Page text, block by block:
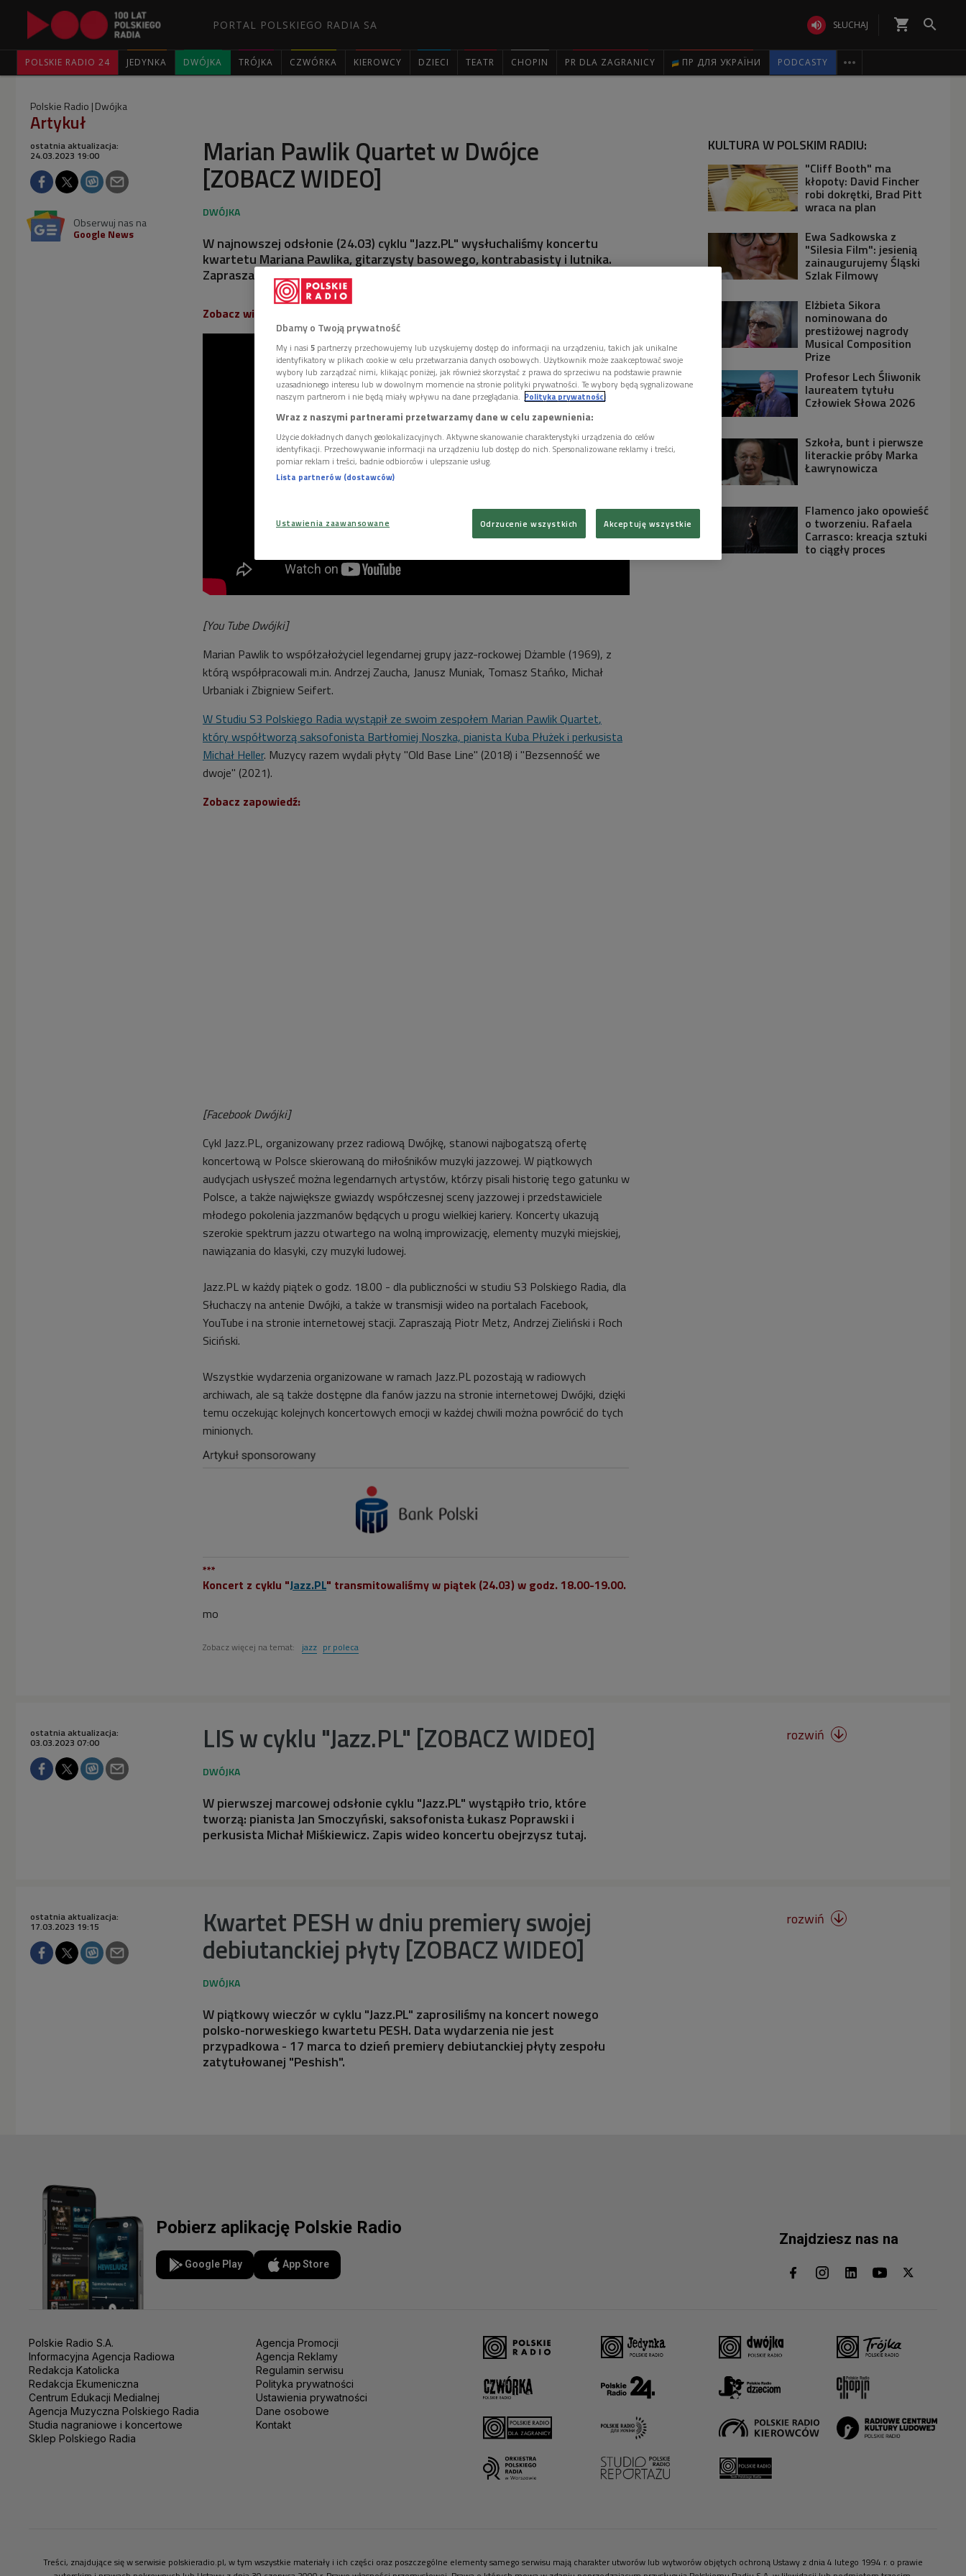
PORTAL POLSKIEGO RADIA SA  SŁUCHAJ shopping_cart 
POLSKIE RADIO 24 JEDYNKA DWÓJKA TRÓJKA CZWÓRKA KIEROWCY DZIECI TEATR CHOPIN PR DLA ZAGRANICY ПР ДЛЯ УКРАЇНИ PODCASTY 
Polskie Radio Dwójka
Artykuł
Marian Pawlik Quartet w Dwójce
[ZOBACZ WIDEO]
ostatnia aktualizacja:
24.03.2023 19:00
Obserwuj nas na
Google News
W najnowszej odsłonie (24.03) cyklu "Jazz.PL" wysłuchaliśmy koncertu
kwartetu Mariana Pawlika, gitarzysty basowego, kontrabasisty i lutnika.
Zapraszamy do obejrzenia zapisu wideo tego niezwykłego spotkania.
Zobacz wideo:
[You Tube Dwójki]
Marian Pawlik to współzałożyciel legendarnej grupy jazz-rockowej Dżamble (1969), z
którą współpracowali m.in. Andrzej Zaucha, Janusz Muniak, Tomasz Stańko, Michał
Urbaniak i Zbigniew Seifert.
W Studiu S3 Polskiego Radia wystąpił ze swoim zespołem Marian Pawlik Quartet,
który współtworzą saksofonista Bartłomiej Noszka, pianista Kuba Płużeki perkusista
Michał Heller. Muzycy razem wydali płyty "Old Base Line" (2018) i "Bezsenność we
dwoje" (2021).
Zobacz zapowiedź:
[Facebook Dwójki]
Cykl Jazz.PL, organizowany przez radiową Dwójkę, stanowi najbogatszą ofertę
koncertową w Polsce skierowaną do miłośników muzyki jazzowej. W piątkowych
audycjach usłyszeć można legendarnych artystów, którzy pisali historię tego gatunku w
Polsce, a także największe gwiazdy współczesnej sceny jazzowej i przedstawiciele
młodego pokolenia jazzmanów będących u progu wielkiej kariery. Koncerty ukazują
szerokie spektrum jazzu otwartego na wolną improwizację, elementy muzyki miejskiej,
nawiązania do klasyki, czy muzyki ludowej.
Jazz.PL w każdy piątek o godz. 18.00 - dla publiczności w studiu S3 Polskiego Radia, dla
Słuchaczy na antenie Dwójki, a także w transmisji wideo na portalach Facebook,
YouTube i na stronie internetowej stacji. Zapraszają Piotr Metz, Andrzej Zieliński i Roch
Siciński.
Wszystkie wydarzenia organizowane w ramach Jazz.PL pozostają w radiowych
archiwach, ale są także dostępne dla fanów jazzu na stronie internetowej Dwójki, dzięki
temu oczekując kolejnych koncertowych emocji w każdej chwili można powrócić do tych
minionych.
***
Koncert z cyklu "Jazz.PL" transmitowaliśmy w piątek (24.03) w godz. 18.00-19.00.
mo
Zobacz więcej na temat: jazz pr poleca
KULTURA W POLSKIM RADIU:
"Cliff Booth" ma
kłopoty: David Fincher
robi dokrętki, Brad Pitt
wraca na plan
Ewa Sadkowska z
"Silesia Film": jesienią
zainaugurujemy Śląski
Szlak Filmowy
Elżbieta Sikora
nominowana do
prestiżowej nagrody
Musical Composition
Prize
Profesor Lech Śliwonik
laureatem tytułu
Człowiek Słowa 2026
Szkoła, bunt i pierwsze
literackie próby Marka
Ławrynowicza
Flamenco jako opowieść
o tworzeniu. Rafaela
Carrasco: kreacja sztuki
to ciągły proces
LIS w cyklu "Jazz.PL" [ZOBACZ WIDEO]
ostatnia aktualizacja:
03.03.2023 07:00
W pierwszej marcowej odsłonie cyklu "Jazz.PL" wystąpiło trio, które
tworzą: pianista Jan Smoczyński, saksofonista Łukasz Poprawski i
perkusista Michał Miśkiewicz. Zapis wideo koncertu obejrzysz tutaj.
rozwiń 
Kwartet PESH w dniu premiery swojej
debiutanckiej płyty [ZOBACZ WIDEO]
ostatnia aktualizacja:
17.03.2023 19:15
W piątkowy wieczór w cyklu "Jazz.PL" zaprosiliśmy na koncert nowego
polsko-norweskiego kwartetu PESH. Data wydarzenia nie jest
przypadkowa - 17 marca to dzień premiery debiutanckiej płyty zespołu
zatytułowanej "Peshish".
rozwiń 
Pobierz aplikację Polskie Radio
Google Play App Store
Znajdziesz nas na
Polskie Radio S.A.
Informacyjna Agencja Radiowa
Redakcja Katolicka
Redakcja Ekumeniczna
Centrum Edukacji Medialnej
Agencja Muzyczna Polskiego Radia
Studia nagraniowe i koncertowe
Sklep Polskiego Radia
Agencja Promocji
Agencja Reklamy
Regulamin serwisu
Polityka prywatności
Ustawienia prywatności
Dane osobowe
Kontakt
Treści, znajdujące się w serwisie polskieradio.pl, w tym wszystkie materiały i ich części oraz poszczególne elementy samego serwisu mają charakter utworów lub wytworów objętych ochroną Ustawy z dnia 4 lutego 1994 r. o prawie
Dbamy o Twoją prywatność
My i nasi 5 partnerzy przechowujemy lub uzyskujemy dostęp do informacji na urządzeniu, takich jak unikalne
identyfikatory w plikach cookie w celu przetwarzania danych osobowych. Użytkownik może zaakceptować swoje
wybory lub zarządzać nimi, klikając poniżej, jak również skorzystać z prawa do sprzeciwu na podstawie prawnie
uzasadnionego interesu lub w dowolnym momencie na stronie polityki prywatności. Te wybory będą sygnalizowane
naszym partnerom i nie będą miały wpływu na dane przeglądania. Polityka prywatności
Wraz z naszymi partnerami przetwarzamy dane w celu zapewnienia:
Użycie dokładnych danych geolokalizacyjnych. Aktywne skanowanie charakterystyki urządzenia do celów
identyfikacji. Przechowywanie informacji na urządzeniu lub dostęp do nich. Spersonalizowane reklamy i treści,
pomiar reklam i treści, badnie odbiorców i ulepszanie usług.
Lista partnerów (dostawców)
Ustawienia zaawansowane Odrzucenie wszystkich Akceptuję wszystkie